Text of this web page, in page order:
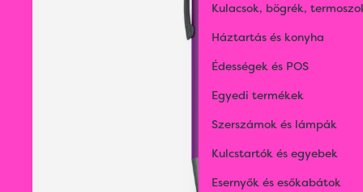
Kulacsok, bögrék,
Háztartás és konyha
Édességek és POS
Egyedi termékek
Szerszámok és lámpák
Kulcstartók és egyebek
Esernyők és esőkabátok